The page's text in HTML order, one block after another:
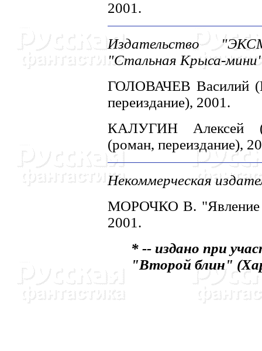
2001.
Издательство
"Стальная Крыса-
ГОЛОВАЧЕВ Василий
переиздание), 2001.
КАЛУГИH Алексей
(роман, переиздание),
Hекоммерческая
МОРОЧКО В. "Явление
2001.
* -- издано при
"Второй блин"